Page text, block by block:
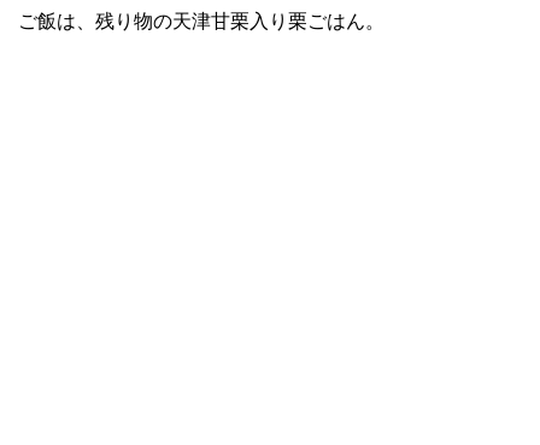
ご飯は、残り物の天津甘栗入り栗ごはん。